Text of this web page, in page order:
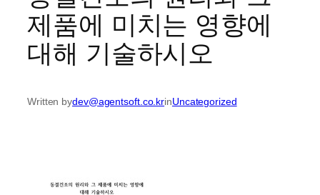
제품에 미치는 영향에
대해 기술하시오
Written bydev@agentsoft.co.krinUncategorized